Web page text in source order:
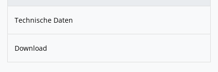
Technische Daten
Download